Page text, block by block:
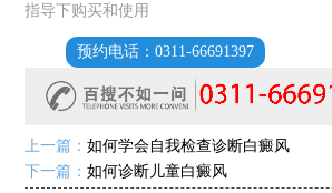
指导下购买和使用
预约电话：0311-66691397
上一篇：如何学会自我检查诊断白癜风
下一篇：如何诊断儿童白癜风